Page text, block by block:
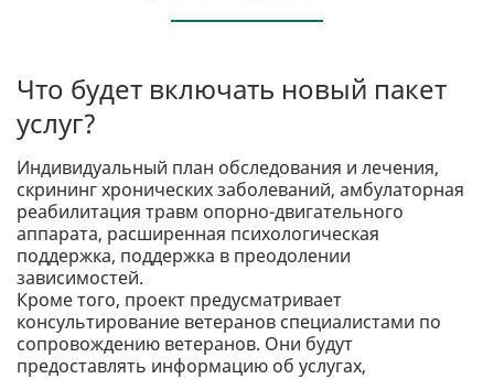
Что будет включать новый пакет
услуг?
Индивидуальный план обследования и лечения,
скрининг хронических заболеваний, амбулаторная
реабилитация травм опорно-двигательного
аппарата, расширенная психологическая
поддержка, поддержка в преодолении
зависимостей.
Кроме того, проект предусматривает
консультирование ветеранов специалистами по
сопровождению ветеранов. Они будут
предоставлять информацию об услугах,